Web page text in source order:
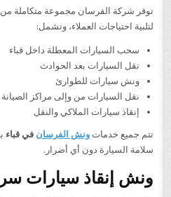
توفر شركة الفرسان مجموعة متكاملة
لتلبية احتياجات العملاء، وتشمل:
سحب السيارات المعطلة داخل قباء
نقل السيارات بعد الحوادث
ونش سيارات للطوارئ
نقل السيارات من وإلى مراكز الصيانة
إنقاذ سيارات الملاكي والنقل
تتم جميع خدماتونش الفرسان في قباء
سلامة السيارة دون أي أضرار.
ونش إنقاذ سيارات